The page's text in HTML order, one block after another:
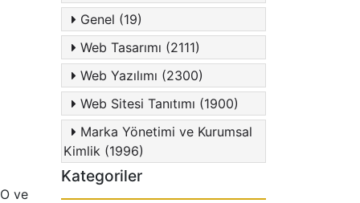
ve
Genel (19)
Web Tasarımı (2111)
Web Yazılımı (2300)
Web Sitesi Tanıtımı (1900)
Marka Yönetimi ve Kurumsal
Kimlik (1996)
Kategoriler